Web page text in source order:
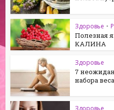
Здоровье •
Полезная
КАЛИНА
Здоровье
7
набора веса